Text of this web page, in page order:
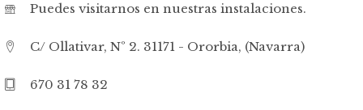
Puedes visitarnos en nuestras instalaciones.
C/ Ollativar, Nº 2. 31171 - Ororbia, (Navarra)
670 31 78 32